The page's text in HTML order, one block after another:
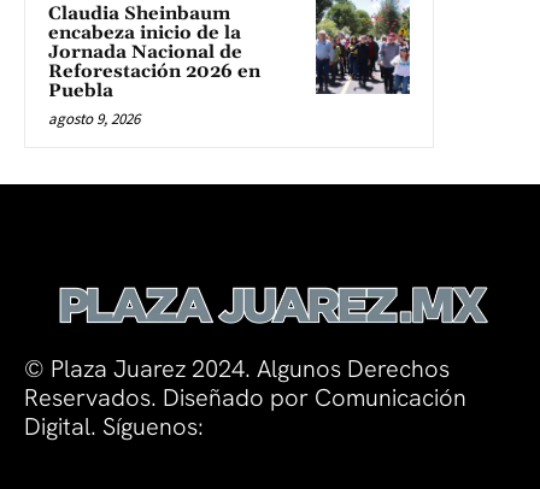
Claudia Sheinbaum
encabeza inicio de la
Jornada Nacional de
Reforestación 2026 en
Puebla
agosto 9, 2026
© Plaza Juarez 2024. Algunos Derechos
Reservados. Diseñado por Comunicación
Digital. Síguenos: